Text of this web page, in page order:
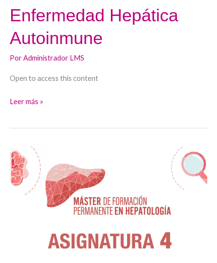
Enfermedad Hepática
Autoinmune
PorAdministrador LMS
Open to access this content
Leer más »
Esteatosis
hepática
metabólica